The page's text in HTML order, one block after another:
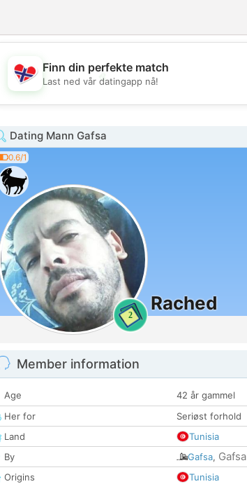
💖
Finn din perfekte match
Last ned vår datingapp nå!
Dating Mann Gafsa
0.6/1
2
Rached
Member information
Age
42 år gammel
Her for
Seriøst forhold
Land
Tunisia
By
Gafsa, Gafsa
Origins
Tunisia